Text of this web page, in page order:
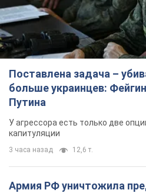
Поставлена задача –
больше украинцев:
Путина
У агрессора есть только две
капитуляции
3 часа назад 12,6 т.
Армия РФ уничтожила